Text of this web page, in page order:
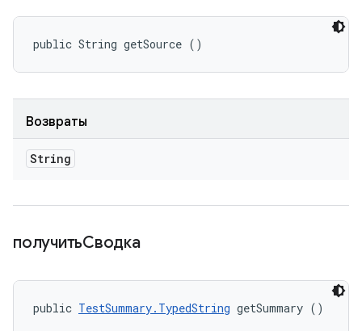
public String getSource ()
Возвраты
String
получитьСводка
public TestSummary.TypedString getSummary ()